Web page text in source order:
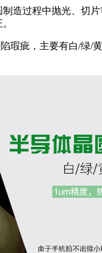
过程中抛光、切
瑕疵，主要有白/绿